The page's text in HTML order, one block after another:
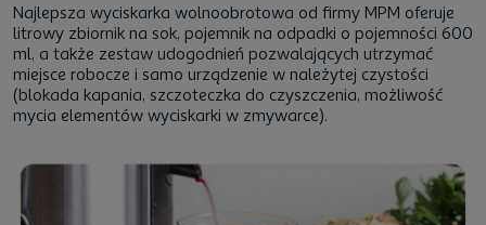
Najlepsza wyciskarka wolnoobrotowa od firmy MPM oferuje
litrowy zbiornik na sok, pojemnik na odpadki o pojemności 600
ml, a także zestaw udogodnień pozwalających utrzymać
miejsce robocze i samo urządzenie w należytej czystości
(blokada kapania, szczoteczka do czyszczenia, możliwość
mycia elementów wyciskarki w zmywarce).